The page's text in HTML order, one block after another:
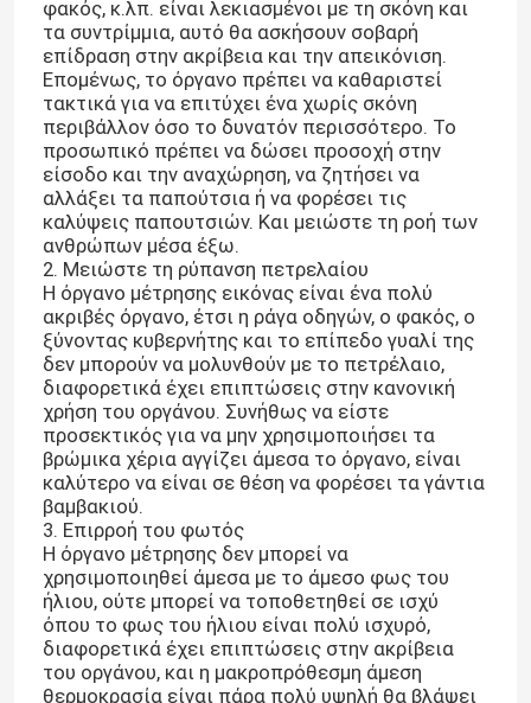
φακός, κ.λπ. είναι λεκιασμένοι με τη σκόνη και
τα συντρίμμια, αυτό θα ασκήσουν σοβαρή
επίδραση στην ακρίβεια και την απεικόνιση.
Επομένως, το όργανο πρέπει να καθαριστεί
τακτικά για να επιτύχει ένα χωρίς σκόνη
περιβάλλον όσο το δυνατόν περισσότερο. Το
προσωπικό πρέπει να δώσει προσοχή στην
είσοδο και την αναχώρηση, να ζητήσει να
αλλάξει τα παπούτσια ή να φορέσει τις
καλύψεις παπουτσιών. Και μειώστε τη ροή των
ανθρώπων μέσα έξω.
2. Μειώστε τη ρύπανση πετρελαίου
Η όργανο μέτρησης εικόνας είναι ένα πολύ
ακριβές όργανο, έτσι η ράγα οδηγών, ο φακός, ο
ξύνοντας κυβερνήτης και το επίπεδο γυαλί της
δεν μπορούν να μολυνθούν με το πετρέλαιο,
διαφορετικά έχει επιπτώσεις στην κανονική
χρήση του οργάνου. Συνήθως να είστε
προσεκτικός για να μην χρησιμοποιήσει τα
βρώμικα χέρια αγγίζει άμεσα το όργανο, είναι
καλύτερο να είναι σε θέση να φορέσει τα γάντια
βαμβακιού.
3. Επιρροή του φωτός
Η όργανο μέτρησης δεν μπορεί να
χρησιμοποιηθεί άμεσα με το άμεσο φως του
ήλιου, ούτε μπορεί να τοποθετηθεί σε ισχύ
όπου το φως του ήλιου είναι πολύ ισχυρό,
διαφορετικά έχει επιπτώσεις στην ακρίβεια
του οργάνου, και η μακροπρόθεσμη άμεση
θερμοκρασία είναι πάρα πολύ υψηλή θα βλάψει